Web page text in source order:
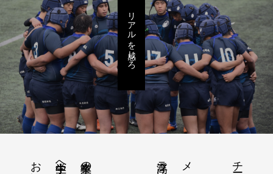
リアルを感じろ
チーム紹介
卒業生の進路
中学生へ